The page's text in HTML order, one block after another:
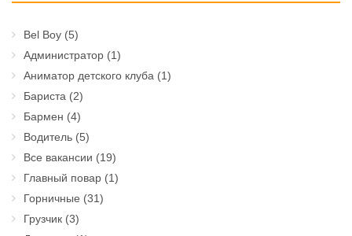
Bel Boy (5)
Администратор (1)
Аниматор детского клуба (1)
Бариста (2)
Бармен (4)
Водитель (5)
Все вакансии (19)
Главный повар (1)
Горничные (31)
Грузчик (3)